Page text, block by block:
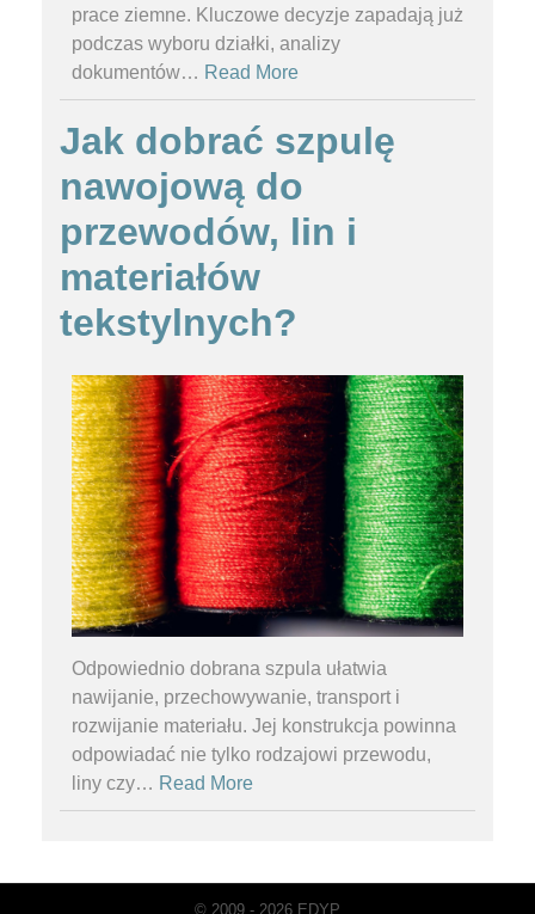
prace ziemne. Kluczowe decyzje zapadają już
podczas wyboru działki, analizy
dokumentów… Read More
Jak dobrać szpulę
nawojową do
przewodów, lin i
materiałów
tekstylnych?
Odpowiednio dobrana szpula ułatwia
nawijanie, przechowywanie, transport i
rozwijanie materiału. Jej konstrukcja powinna
odpowiadać nie tylko rodzajowi przewodu,
liny czy… Read More
© 2009 - 2026 EDYP